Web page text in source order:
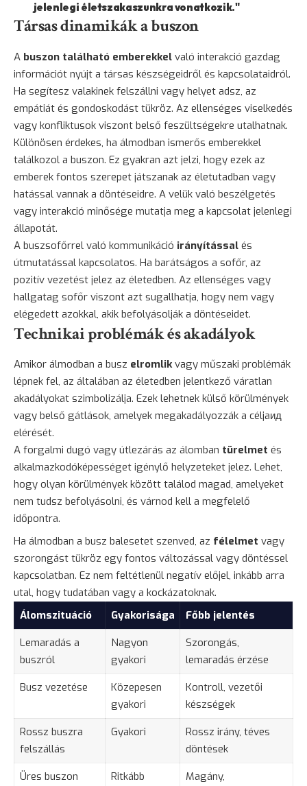
jelenlegi életszakaszunkra vonatkozik."
Társas dinamikák a buszon
A buszon található emberekkel való interakció gazdag
információt nyújt a társas készségeidről és kapcsolataidról.
Ha segítesz valakinek felszállni vagy helyet adsz, az
empátiát és gondoskodást tükröz. Az ellenséges viselkedés
vagy konfliktusok viszont belső feszültségekre utalhatnak.
Különösen érdekes, ha álmodban ismerős emberekkel
találkozol a buszon. Ez gyakran azt jelzi, hogy ezek az
emberek fontos szerepet játszanak az életutadban vagy
hatással vannak a döntéseidre. A velük való beszélgetés
vagy interakció minősége mutatja meg a kapcsolat jelenlegi
állapotát.
A buszsofőrrel való kommunikáció irányítással és
útmutatással kapcsolatos. Ha barátságos a sofőr, az
pozitív vezetést jelez az életedben. Az ellenséges vagy
hallgatag sofőr viszont azt sugallhatja, hogy nem vagy
elégedett azokkal, akik befolyásolják a döntéseidet.
Technikai problémák és akadályok
Amikor álmodban a busz elromlikvagy műszaki problémák
lépnek fel, az általában az életedben jelentkező váratlan
akadályokat szimbolizálja. Ezek lehetnek külső körülmények
vagy belső gátlások, amelyek megakadályozzák a céljaид
elérését.
A forgalmi dugó vagy útlezárás az álomban türelmet és
alkalmazkodóképességet igénylő helyzeteket jelez. Lehet,
hogy olyan körülmények között találod magad, amelyeket
nem tudsz befolyásolni, és várnod kell a megfelelő
időpontra.
Ha álmodban a busz balesetet szenved, az félelmet vagy
szorongást tükröz egy fontos változással vagy döntéssel
kapcsolatban. Ez nem feltétlenül negatív előjel, inkább arra
utal, hogy tudatában vagy a kockázatoknak.
Álomszituáció
Gyakorisága
Főbb jelentés
Lemaradás a
buszról
Nagyon
gyakori
Szorongás,
lemaradás érzése
Busz vezetése
Közepesen
gyakori
Kontroll, vezetői
készségek
Rossz buszra
felszállás
Gyakori
Rossz irány, téves
döntések
Üres buszon
Ritkább Magány,